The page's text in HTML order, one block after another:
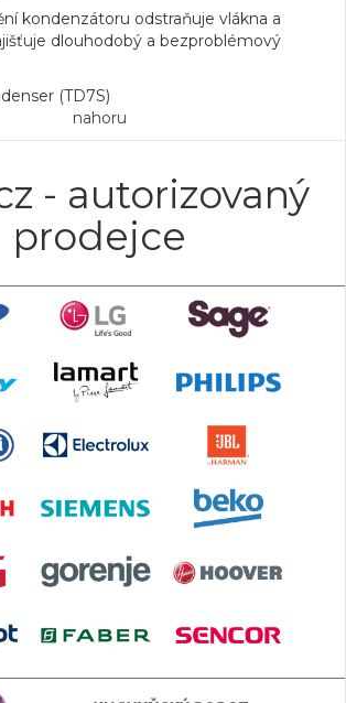
kondenzátoru odstraňuje vlákna a
dlouhodobý a bezproblémový
(TD7S)
nahoru
- autorizovaný
prodejce